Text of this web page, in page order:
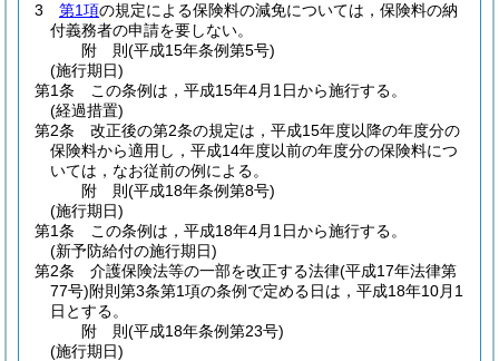
3
第1項の規定による保険料の減免については，保険料の納
付義務者の申請を要しない。
附 則(平成15年条例第5号)
(施行期日)
第1条
この条例は，平成15年4月1日から施行する。
(経過措置)
第2条
改正後の第2条の規定は，平成15年度以降の年度分の
保険料から適用し，平成14年度以前の年度分の保険料につ
いては，なお従前の例による。
附 則(平成18年条例第8号)
(施行期日)
第1条
この条例は，平成18年4月1日から施行する。
(新予防給付の施行期日)
第2条
介護保険法等の一部を改正する法律(平成17年法律第
77号)附則第3条第1項の条例で定める日は，平成18年10月1
日とする。
附 則(平成18年条例第23号)
(施行期日)